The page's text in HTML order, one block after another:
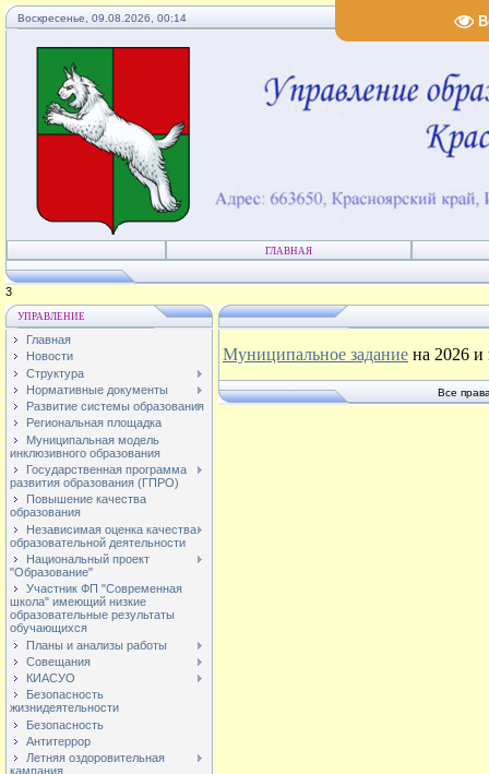
Воскресенье, 09.08.2026, 00:14
ГЛАВНАЯ
4
УПРАВЛЕНИЕ
Главная
Новости
Структура
Нормативные документы
Развитие системы образования
Региональная площадка
Муниципальная модель
инклюзивного образования
Государственная программа
развития образования (ГПРО)
Повышение качества
образования
Независимая оценка качества
образовательной деятельности
Национальный проект
"Образование"
Участник ФП "Современная
школа" имеющий низкие
образовательные результаты
обучающихся
Планы и анализы работы
Совещания
КИАСУО
Безопасность
жизнидеятельности
Безопасность
Антитеррор
Летняя оздоровительная
кампания
Муниципальное задание на 2026
Все